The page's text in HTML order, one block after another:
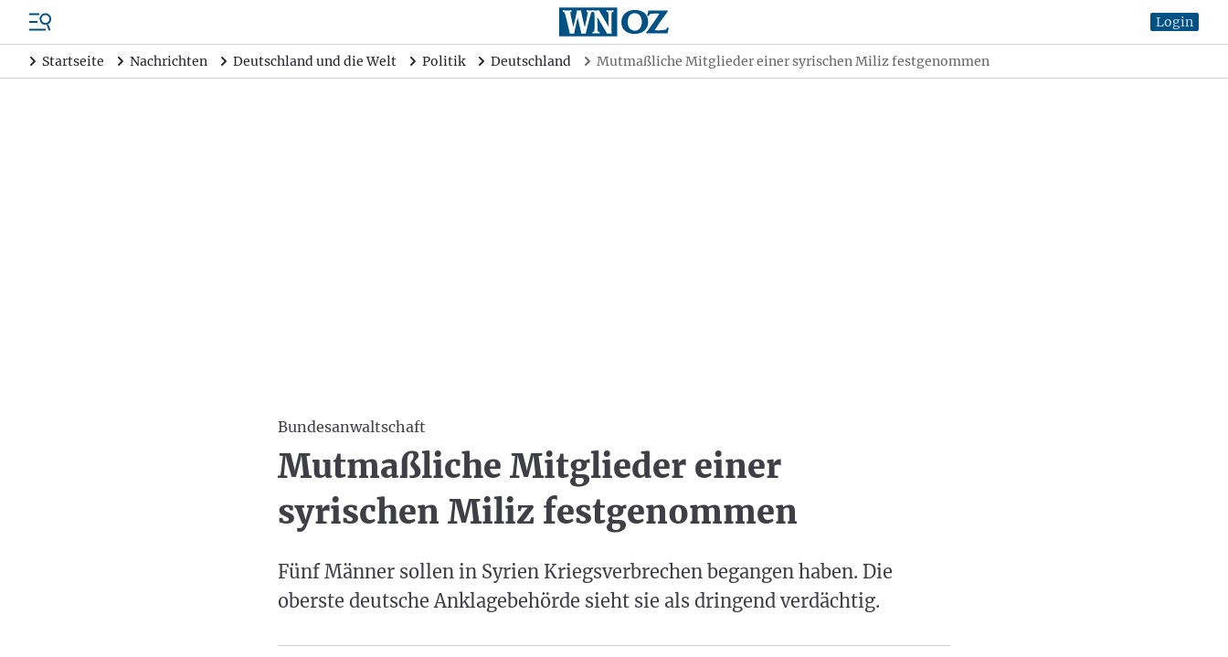
Login
Startseite Nachrichten Deutschland und die Welt Politik Deutschland Mutmaßliche Mitglieder einer syrischen Miliz festgenommen
Bundesanwaltschaft
Mutmaßliche Mitglieder einer
syrischen Miliz festgenommen
Fünf Männer sollen in Syrien Kriegsverbrechen begangen haben. Die
oberste deutsche Anklagebehörde sieht sie als dringend verdächtig.